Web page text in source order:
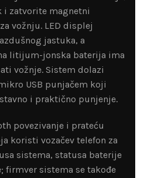
i zatvorite magnetni
vožnju. LED displej
jastuka, a
litijum-jonska baterija ima
vožnje. Sistem dolazi
USB punjačem koji
i praktično punjenje.
povezivanje i prateću
koristi vozačev telefon za
sistema, statusa baterije
firmver sistema se takođe